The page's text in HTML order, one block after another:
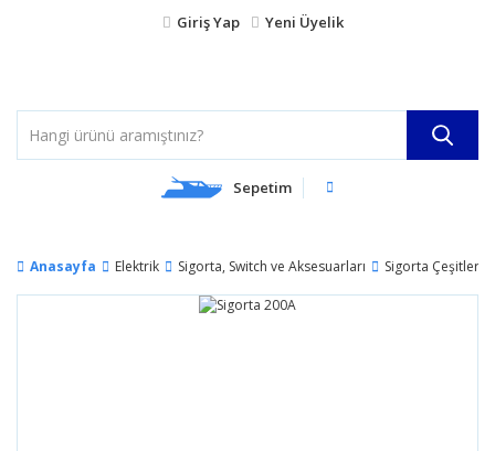
Giriş Yap Yeni Üyelik
Sepetim
Anasayfa Elektrik Sigorta, Switch ve Aksesuarları Sigorta Çeşitleri